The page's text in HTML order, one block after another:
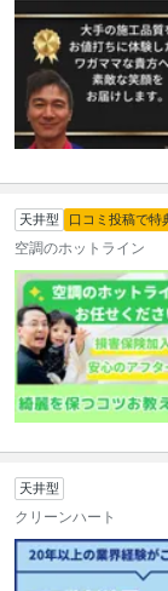
天井型 口コミ投稿で特
空調のホットライン
天井型
クリーンハート